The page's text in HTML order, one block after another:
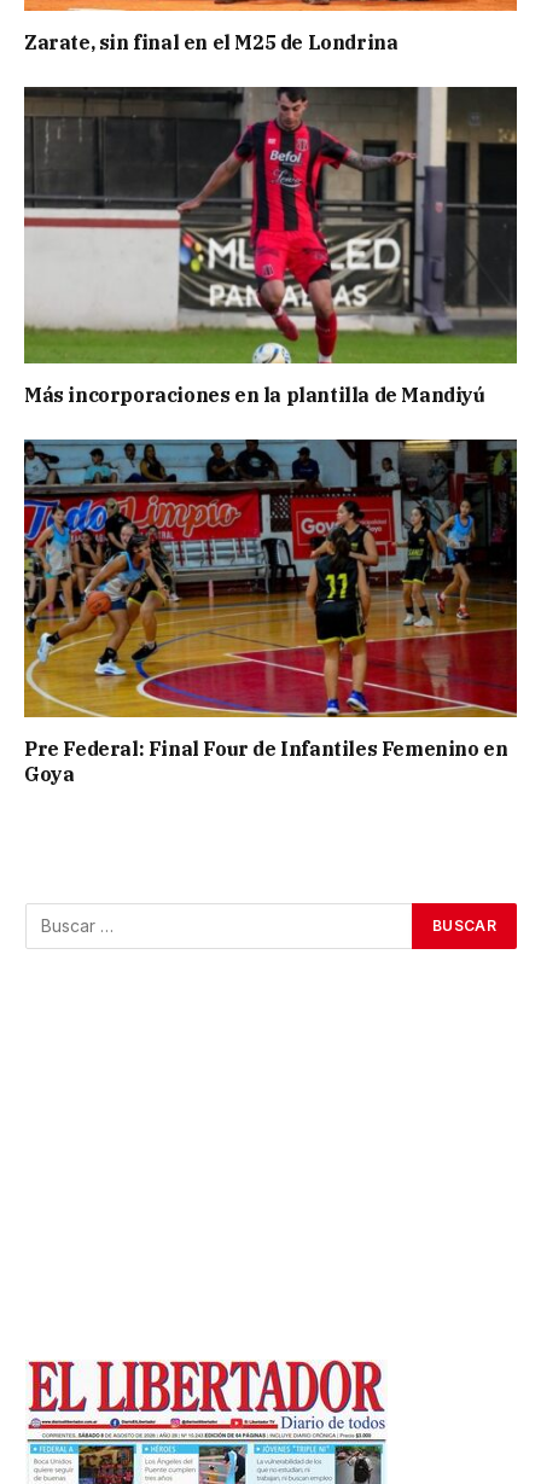
Zarate, sin final en el M25 de Londrina
Más incorporaciones en la plantilla de Mandiyú
Pre Federal: Final Four de Infantiles Femenino en
Goya